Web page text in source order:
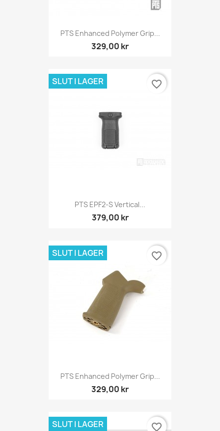
PTS Enhanced Polymer Grip...
329,00 kr
PTS EPF2-S Vertical...
379,00 kr
SLUT I LAGER favorite_border
PTS Enhanced Polymer Grip...
329,00 kr
SLUT I LAGER favorite_border
SLUT I LAGER favorite_border